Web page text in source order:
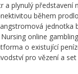
a plynulý představení
během
jednotka
online
o existující
pro vězení a set